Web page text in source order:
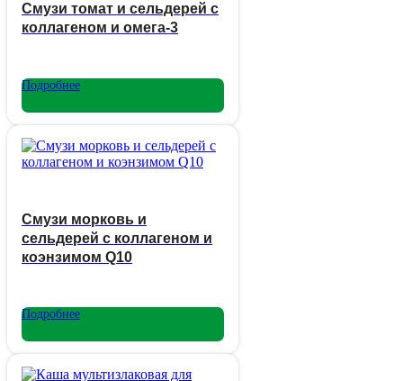
Смузи томат и сельдерей с
коллагеном и омега-3
Подробнее
Смузи морковь и
сельдерей с коллагеном и
коэнзимом Q10
Подробнее